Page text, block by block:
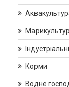
Корми
Водне